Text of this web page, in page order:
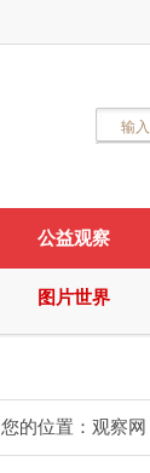
公益观察
图片世界
您的位置： 观察网